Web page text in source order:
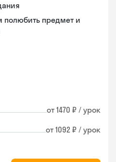
полюбить предмет и
от 1470 ₽ / урок
от 1092 ₽ / урок